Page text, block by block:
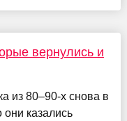
вернулись и
из 80–90-х снова в
казались